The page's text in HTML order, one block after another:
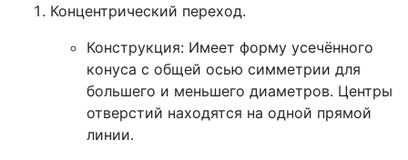
Концентрический переход.
Конструкция: Имеет форму усечённого
конуса с общей осью симметрии для
большего и меньшего диаметров. Центры
отверстий находятся на одной прямой
линии.